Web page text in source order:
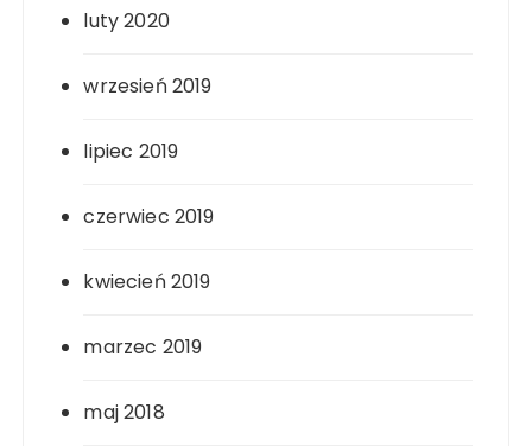
luty 2020
wrzesień 2019
lipiec 2019
czerwiec 2019
kwiecień 2019
marzec 2019
maj 2018